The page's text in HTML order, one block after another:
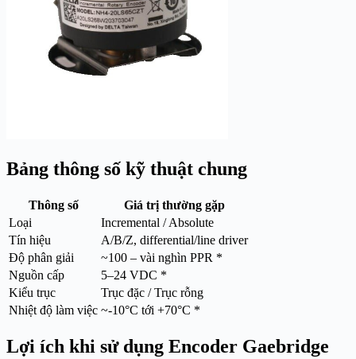
Bảng thông số kỹ thuật chung
Thông số
Giá trị thường gặp
Loại
Incremental / Absolute
Tín hiệu
A/B/Z, differential/line driver
Độ phân giải
~100 – vài nghìn PPR *
Nguồn cấp
5–24 VDC *
Kiểu trục
Trục đặc / Trục rỗng
Nhiệt độ làm việc ~-10°C tới +70°C *
Lợi ích khi sử dụng Encoder Gaebridge